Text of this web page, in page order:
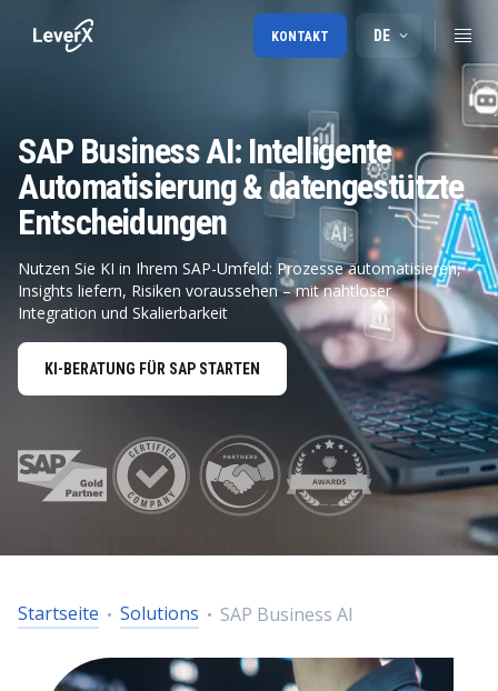
DE
KONTAKT
SAP Business AI: Intelligente
Automatisierung & datengestützte
Entscheidungen
Nutzen Sie KI in Ihrem SAP-Umfeld: Prozesse automatisieren,
Insights liefern, Risiken voraussehen – mit nahtloser
Integration und Skalierbarkeit
KI-BERATUNG FÜR SAP STARTEN
Startseite Solutions SAP Business AI